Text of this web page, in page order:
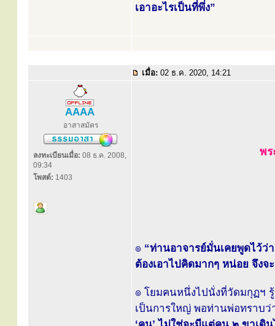
เอาอะไรเป็นที่พึ่ง”
เมื่อ: 02 ธ.ค. 2020, 14:21
AAAA
อาสาสมัคร
ลงทะเบียนเมื่อ: 08 ธ.ค. 2008,
09:34
โพสต์: 1403
พ
๏ “ท่านอาจารย์มั่นเคยพูดไว้ว่
ต้องเอาไปคิดมากๆ หน่อย จึง
๏ โยมคนหนึ่งไปนั่งที่วัดมกุฏฯ
เป็นการใหญ่ พอท่านพ่อทราบว่